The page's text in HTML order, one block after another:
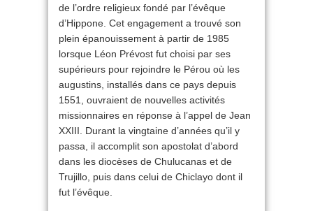
de l’ordre religieux fondé par l’évêque
d’Hippone. Cet engagement a trouvé son
plein épanouissement à partir de 1985
lorsque Léon Prévost fut choisi par ses
supérieurs pour rejoindre le Pérou où les
augustins, installés dans ce pays depuis
1551, ouvraient de nouvelles activités
missionnaires en réponse à l’appel de Jean
XXIII. Durant la vingtaine d’années qu’il y
passa, il accomplit son apostolat d’abord
dans les diocèses de Chulucanas et de
Trujillo, puis dans celui de Chiclayo dont il
fut l’évêque.